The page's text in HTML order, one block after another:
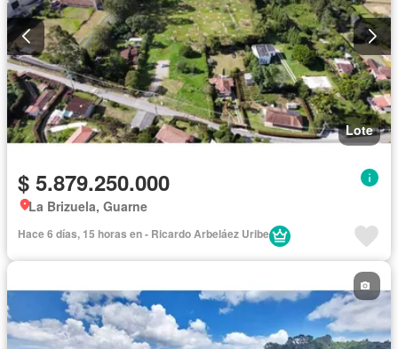
Lote
$ 5.879.250.000
La Brizuela, Guarne
Hace 6 días, 15 horas en - Ricardo Arbeláez Uribe